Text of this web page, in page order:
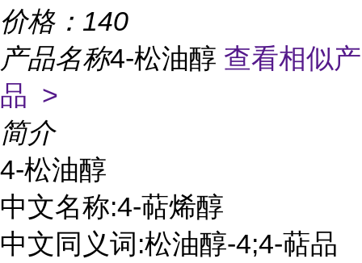
价格： 140
产品名称4-松油醇 查看相似产
品 >
简介
4-松油醇
中文名称:4-萜烯醇
中文同义词:松油醇-4;4-萜品